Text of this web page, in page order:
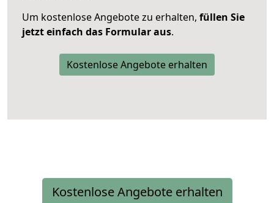
Um kostenlose Angebote zu erhalten, füllen Sie
jetzt einfach das Formular aus.
Kostenlose Angebote erhalten
Kostenlose Angebote erhalten